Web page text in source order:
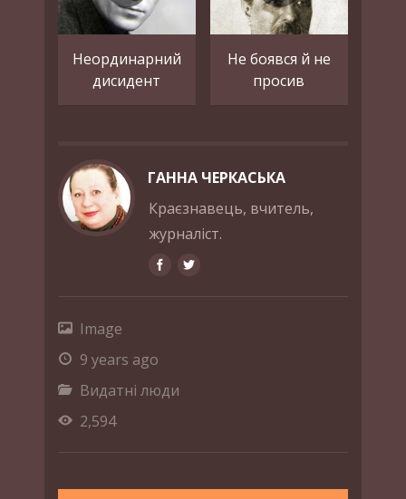
Неординарний
дисидент
Не боявся й не
просив
ГАННА ЧЕРКАСЬКА
Краєзнавець, вчитель,
журналіст.
Image
9 years ago
Видатні люди
2,594